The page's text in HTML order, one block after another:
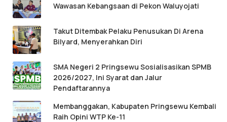
Wawasan Kebangsaan di Pekon Waluyojati
Takut Ditembak Pelaku Penusukan Di Arena
Bilyard, Menyerahkan Diri
SMA Negeri 2 Pringsewu Sosialisasikan SPMB
2026/2027, Ini Syarat dan Jalur
Pendaftarannya
Membanggakan, Kabupaten Pringsewu Kembali
Raih Opini WTP Ke-11